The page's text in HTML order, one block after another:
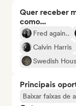
Quer receber
como...
Fred again..
Calvin Harris
Swedish
Principais
Baixar faixas de